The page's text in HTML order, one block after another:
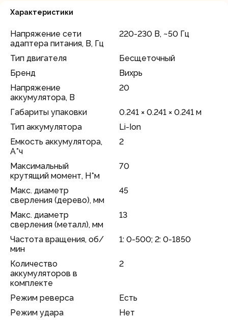
Характеристики
Напряжение сети
адаптера питания, В, Гц
220-230 В, ~50 Гц
Тип двигателя
Бесщеточный
Бренд
Вихрь
Напряжение
аккумулятора, В
20
Габариты упаковки
0.241 × 0.241 × 0.241 м
Тип аккумулятора
Li-Ion
Емкость аккумулятора,
А*ч
2
Максимальный
крутящий момент, Н*м
70
Макс. диаметр
сверления (дерево), мм
45
Макс. диаметр
сверления (металл), мм
13
Частота вращения, об/
мин
1: 0-500; 2: 0-1850
Количество
аккумуляторов в
комплекте
2
Режим реверса
Есть
Режим удара
Нет